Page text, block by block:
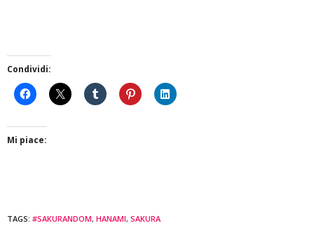
Condividi:
Mi piace:
TAGS: #SAKURANDOM, HANAMI, SAKURA